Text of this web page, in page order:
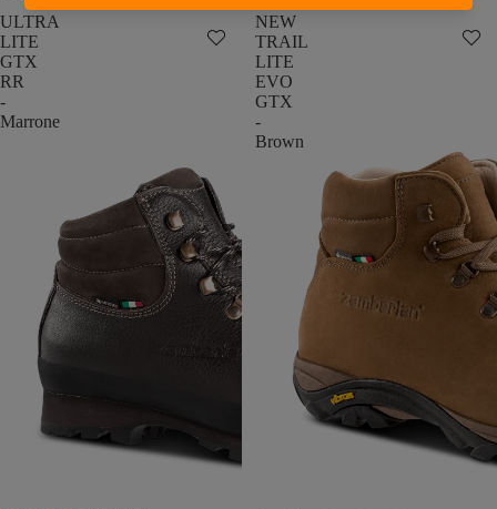
ULTRA
LITE
GTX
RR
-
Marrone
NEW
TRAIL
LITE
EVO
GTX
-
Brown